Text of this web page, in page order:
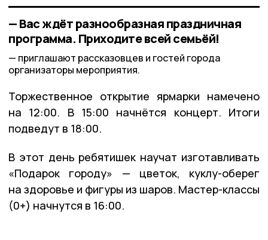
— Вас ждёт разнообразная праздничная
программа. Приходите всей семьёй!
приглашают рассказовцев и гостей города
организаторы мероприятия.
Торжественное открытие ярмарки намечено
на 12:00. В 15:00 начнётся концерт. Итоги
подведут в 18:00.
В этот день ребятишек научат изготавливать
«Подарок городу» — цветок, куклу-оберег
на здоровье и фигуры из шаров. Мастер-классы
(0+) начнутся в 16:00.